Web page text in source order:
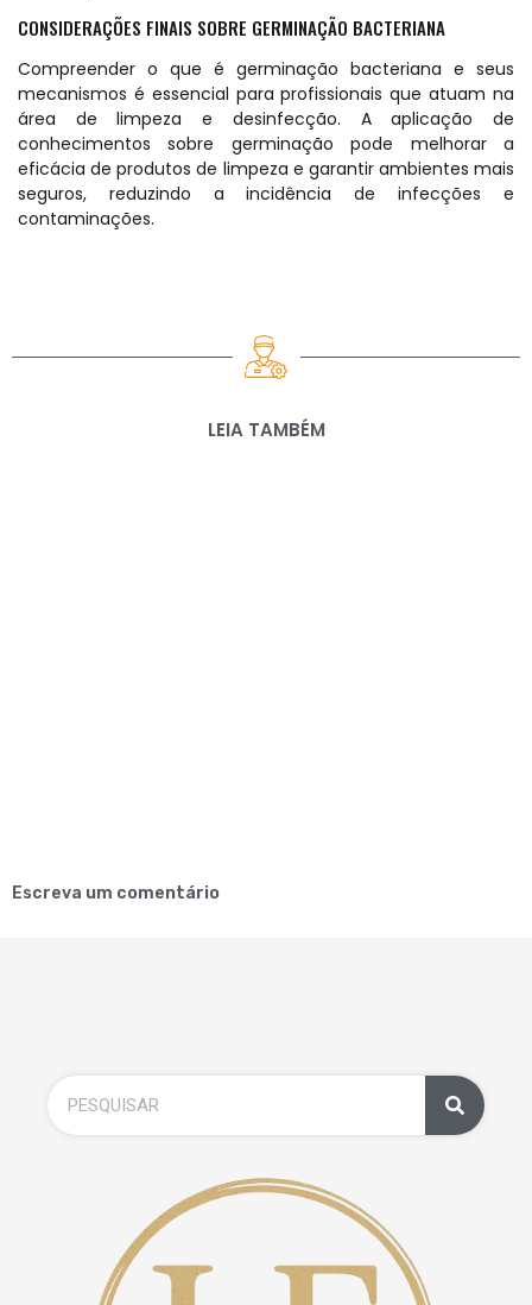
CONSIDERAÇÕES FINAIS SOBRE GERMINAÇÃO BACTERIANA
Compreender o que é germinação bacteriana e seus
mecanismos é essencial para profissionais que atuam na
área de limpeza e desinfecção. A aplicação de
conhecimentos sobre germinação pode melhorar a
eficácia de produtos de limpeza e garantir ambientes mais
seguros, reduzindo a incidência de infecções e
contaminações.
LEIA TAMBÉM
Escreva um comentário